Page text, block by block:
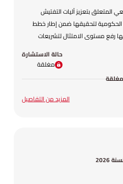
المتعلق بتعزيز آليات التفتيش
الحكومية لتحقيقها ضمن إطار خطط
رفع مستوى الامتثال لتشريعات
الموحدة وتعزيز انتقال العمالة إلى
لمواكبة تطورات سوق العمل
حالة الاستشارة
مغلقة
مغلقة
المزيد من التفاصيل